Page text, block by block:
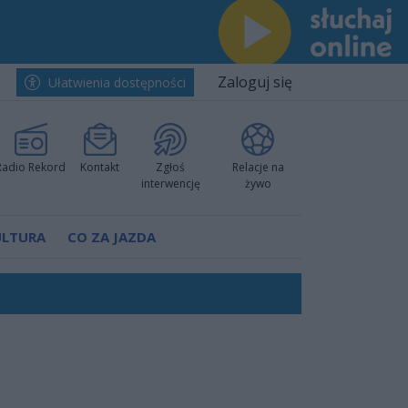
Ułatwienia dostępności Zaloguj się
Rekord Kontakt
Zgłoś
interwencję
Relacje na
żywo
CO ZA JAZDA
w Ustce!
prokuratury
pokazali klasę
nową sportową tradycję"